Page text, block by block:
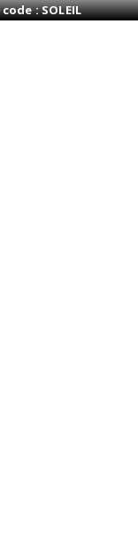
: SOLEIL